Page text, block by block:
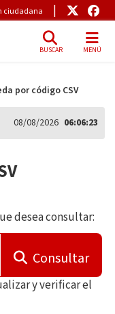
ciudadana Enlace
BUSCAR MENÚ
por código CSV
08/08/2026 06:06:24
desea consultar:
Consultar
y verificar el